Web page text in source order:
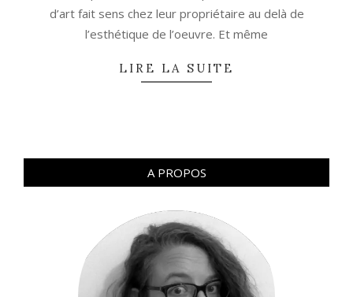
d’art fait sens chez leur propriétaire au delà de
l’esthétique de l’oeuvre. Et même
LIRE LA SUITE
A PROPOS